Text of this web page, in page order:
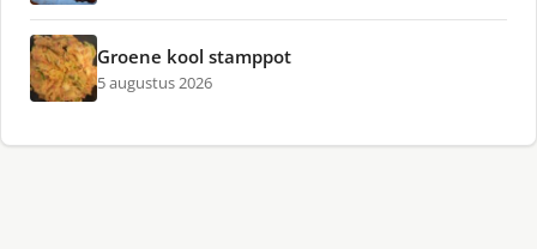
Groene kool stamppot
5 augustus 2026